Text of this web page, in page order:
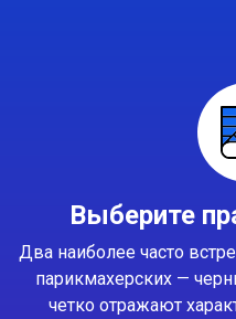
Выберите
Два наиболее часто
парикмахерских —
четко отражают